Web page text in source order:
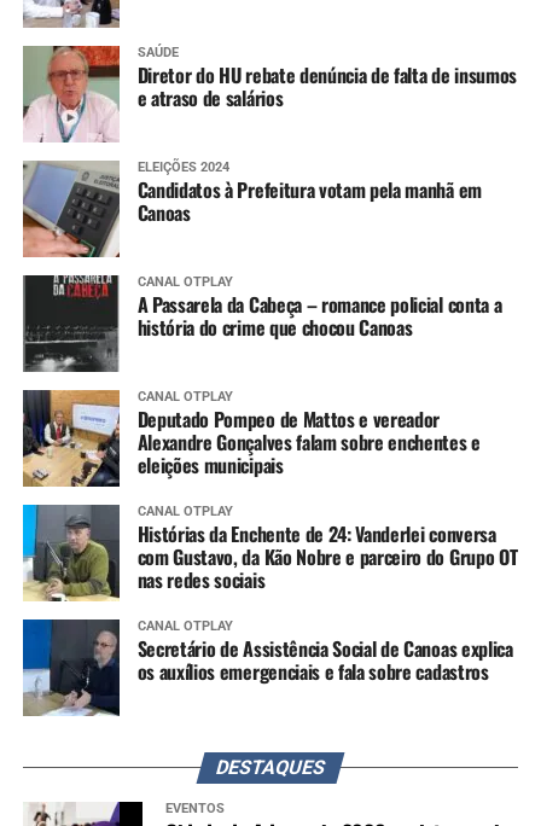
SAÚDE
Diretor do HU rebate denúncia de falta de insumos
e atraso de salários
ELEIÇÕES 2024
Candidatos à Prefeitura votam pela manhã em
Canoas
CANAL OTPLAY
A Passarela da Cabeça – romance policial conta a
história do crime que chocou Canoas
CANAL OTPLAY
Deputado Pompeo de Mattos e vereador
Alexandre Gonçalves falam sobre enchentes e
eleições municipais
CANAL OTPLAY
Histórias da Enchente de 24: Vanderlei conversa
com Gustavo, da Kão Nobre e parceiro do Grupo OT
nas redes sociais
CANAL OTPLAY
Secretário de Assistência Social de Canoas explica
os auxílios emergenciais e fala sobre cadastros
DESTAQUES
EVENTOS